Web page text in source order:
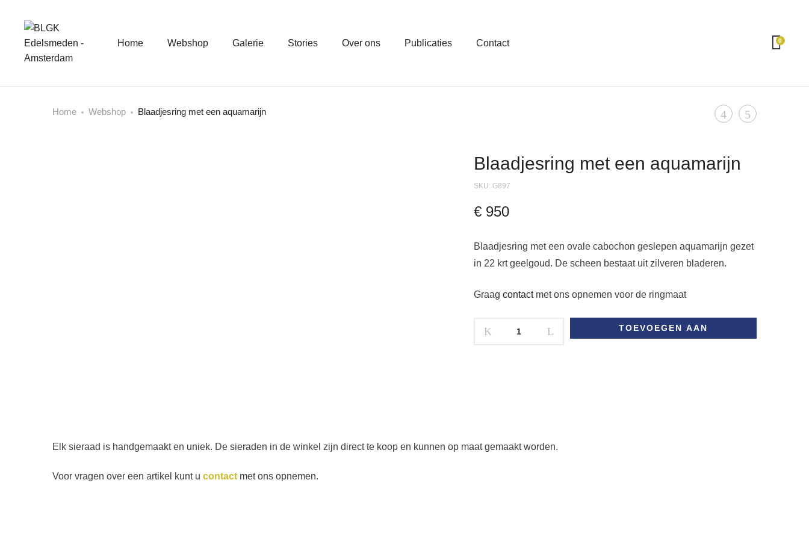
Home Webshop Galerie Stories Over ons Publicaties Contact 0
Home Webshop Blaadjesring met een aquamarijn
Product
Ring
ronde
Zilver
Blaadjesring met een aquamarijn
SKU: G897
€ 950
Blaadjesring met een ovale cabochon geslepen aquamarijn gezet
in 22 krt geelgoud. De scheen bestaat uit zilveren bladeren.
Graag contactmet ons opnemen voor de ringmaat
TOEVOEGEN AAN
Elk sieraad is handgemaakt en uniek. De sieraden in de winkel zijn direct te koop en kunnen op maat gemaakt worden.
Voor vragen over een artikel kunt u contact met ons opnemen.